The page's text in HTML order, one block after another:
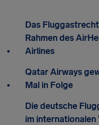
Das
Rahmen des
Airlines
Qatar Airways
Mal in Folge
Die deutsche
im